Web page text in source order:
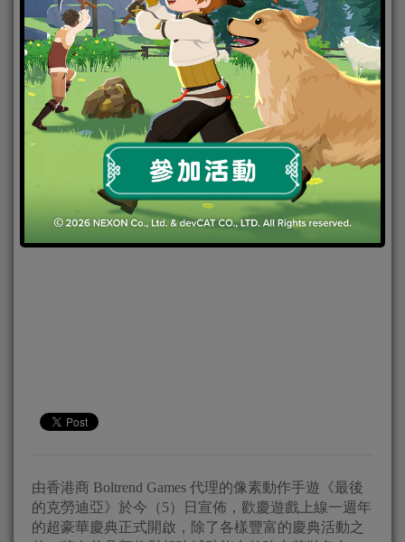
由香港商 Boltrend Games 代理的像素動作手遊《最後
的克勞迪亞》於今（5）日宣佈，歡慶遊戲上線一週年
的超豪華慶典正式開啟，除了各樣豐富的慶典活動之